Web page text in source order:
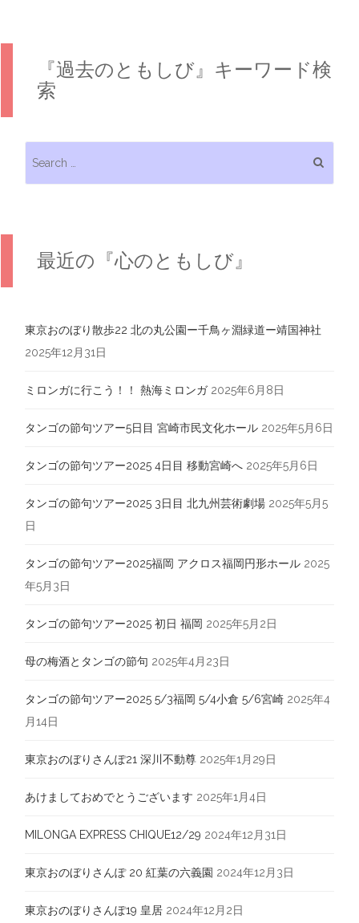
『過去のともしび』キーワード検
索
最近の『心のともしび』
東京おのぼり散歩22 北の丸公園ー千鳥ヶ淵緑道ー靖国神社
2025年12月31日
ミロンガに行こう！！ 熱海ミロンガ 2025年6月8日
タンゴの節句ツアー5日目 宮崎市民文化ホール 2025年5月6日
タンゴの節句ツアー2025 4日目 移動宮崎へ 2025年5月6日
タンゴの節句ツアー2025 3日目 北九州芸術劇場 2025年5月5
日
タンゴの節句ツアー2025福岡 アクロス福岡円形ホール 2025
年5月3日
タンゴの節句ツアー2025 初日 福岡 2025年5月2日
母の梅酒とタンゴの節句 2025年4月23日
タンゴの節句ツアー2025 5/3福岡 5/4小倉 5/6宮崎 2025年4
月14日
東京おのぼりさんぽ21 深川不動尊 2025年1月29日
あけましておめでとうございます 2025年1月4日
MILONGA EXPRESS CHIQUE12/29 2024年12月31日
東京おのぼりさんぽ 20 紅葉の六義園 2024年12月3日
東京おのぼりさんぽ19 皇居 2024年12月2日